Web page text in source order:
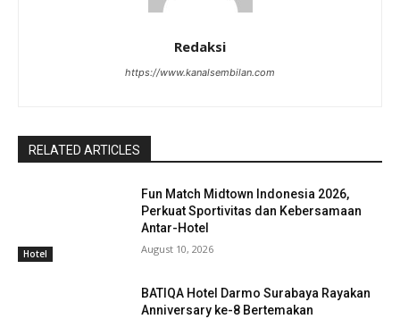
Redaksi
https://www.kanalsembilan.com
RELATED ARTICLES
Hotel
Fun Match Midtown Indonesia 2026,
Perkuat Sportivitas dan Kebersamaan
Antar-Hotel
August 10, 2026
BATIQA Hotel Darmo Surabaya Rayakan
Anniversary ke-8 Bertemakan